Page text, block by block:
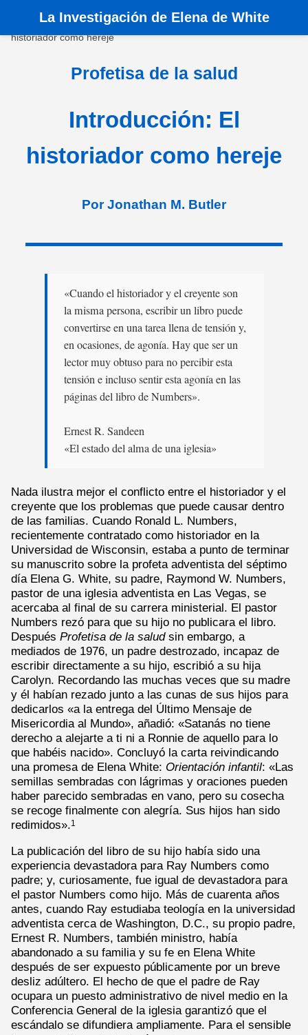
› Libros › Profetisa de la salud ›
Introducción: El
historiador como hereje
La Investigación de Elena de White
Profetisa de la salud
Introducción: El
historiador como hereje
Por Jonathan M. Butler
«Cuando el historiador y el creyente son
la misma persona, escribir un libro puede
convertirse en una tarea llena de tensión y,
en ocasiones, de agonía. Hay que ser un
lector muy obtuso para no percibir esta
tensión e incluso sentir esta agonía en las
páginas del libro de Numbers».
Ernest R. Sandeen
«El estado del alma de una iglesia»
Nada ilustra mejor el conflicto entre el historiador y el
creyente que los problemas que puede causar dentro
de las familias. Cuando Ronald L. Numbers,
recientemente contratado como historiador en la
Universidad de Wisconsin, estaba a punto de terminar
su manuscrito sobre la profeta adventista del séptimo
día Elena G. White, su padre, Raymond W. Numbers,
pastor de una iglesia adventista en Las Vegas, se
acercaba al final de su carrera ministerial. El pastor
Numbers rezó para que su hijo no publicara el libro.
Después Profetisa de la saludsin embargo, a
mediados de 1976, un padre destrozado, incapaz de
escribir directamente a su hijo, escribió a su hija
Carolyn. Recordando las muchas veces que su madre
y él habían rezado junto a las cunas de sus hijos para
dedicarlos «a la entrega del Último Mensaje de
Misericordia al Mundo», añadió: «Satanás no tiene
derecho a alejarte a ti ni a Ronnie de aquello para lo
que habéis nacido». Concluyó la carta reivindicando
una promesa de Elena White: Orientación infantil: «Las
semillas sembradas con lágrimas y oraciones pueden
haber parecido sembradas en vano, pero su cosecha
se recoge finalmente con alegría. Sus hijos han sido
redimidos».1
La publicación del libro de su hijo había sido una
experiencia devastadora para Ray Numbers como
padre; y, curiosamente, fue igual de devastadora para
el pastor Numbers como hijo. Más de cuarenta años
antes, cuando Ray estudiaba teología en la universidad
adventista cerca de Washington, D.C., su propio padre,
Ernest R. Numbers, también ministro, había
abandonado a su familia y su fe en Elena White
después de ser expuesto públicamente por un breve
desliz adúltero. El hecho de que el padre de Ray
ocupara un puesto administrativo de nivel medio en la
Conferencia General de la iglesia garantizó que el
escándalo se difundiera ampliamente. Para el sensible